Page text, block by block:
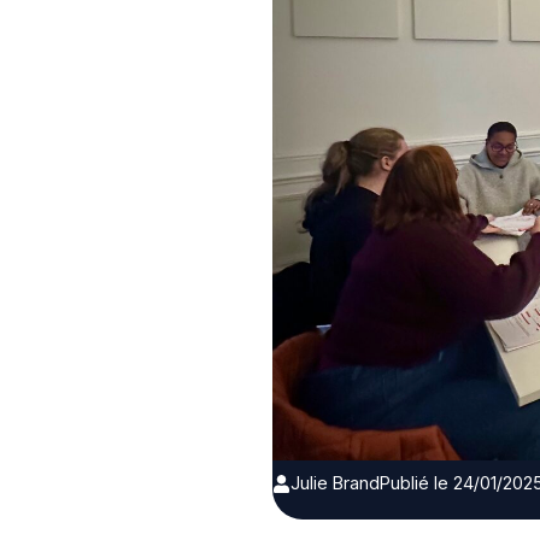
Julie BrandPublié le 24/01/